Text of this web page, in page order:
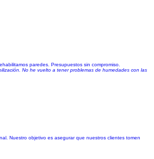
paredes. Presupuestos sin compromiso.
No he vuelto a tener problemas de humedades con las
Nuestro objetivo es asegurar que nuestros clientes tomen